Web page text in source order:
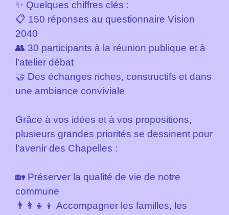
✨ Quelques chiffres clés :
📋 150 réponses au questionnaire Vision
2040
👥 30 participants à la réunion publique et à
l’atelier débat
🤝 Des échanges riches, constructifs et dans
une ambiance conviviale
Grâce à vos idées et à vos propositions,
plusieurs grandes priorités se dessinent pour
l’avenir des Chapelles :
🏡 Préserver la qualité de vie de notre
commune
👨‍👩‍👧‍👦 Accompagner les familles, les